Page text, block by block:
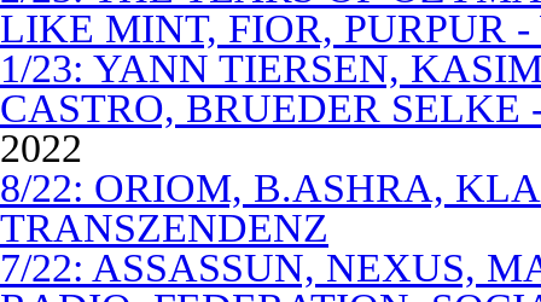
LIKE MINT, FIOR, PURPUR
1/23: YANN TIERSEN,
CASTRO, BRUEDER SELKE
2022
8/22: ORIOM, B.ASHRA,
TRANSZENDENZ
7/22: ASSASSUN, NEXUS,